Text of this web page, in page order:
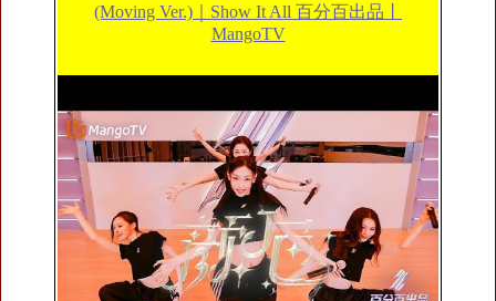
(Moving Ver.)｜Show It All 百分百出品丨
MangoTV